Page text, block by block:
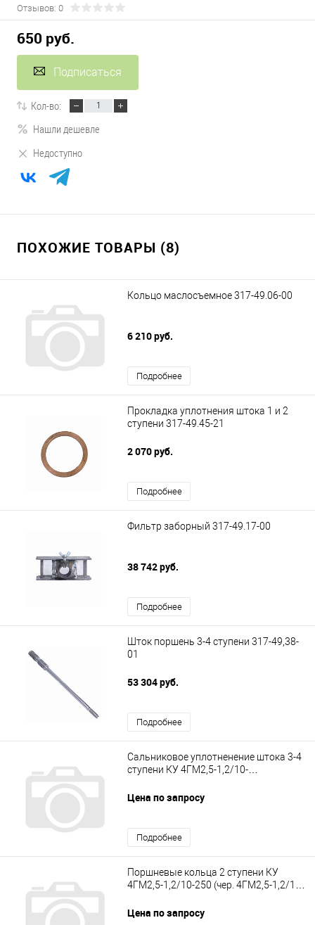
Отзывов: 0
650 руб.
Подписаться
Кол-во:
Нашли дешевле
Недоступно
ПОХОЖИЕ ТОВАРЫ (8)
Кольцо маслосъемное 317-49.06-00
6 210 руб.
Подробнее
Прокладка уплотнения штока 1 и 2
ступени 317-49.45-21
2 070 руб.
Подробнее
Фильтр заборный 317-49.17-00
38 742 руб.
Подробнее
Шток поршень 3-4 ступени 317-49,38-
01
53 304 руб.
Подробнее
Сальниковое уплотненение штока 3-4
ступени КУ 4ГМ2,5-1,2/10-
Цена по запросу
Подробнее
Поршневые кольца 2 ступени КУ
4ГМ2,5-1,2/10-250 (чер. 4ГМ2,5-1,2/10-
Цена по запросу